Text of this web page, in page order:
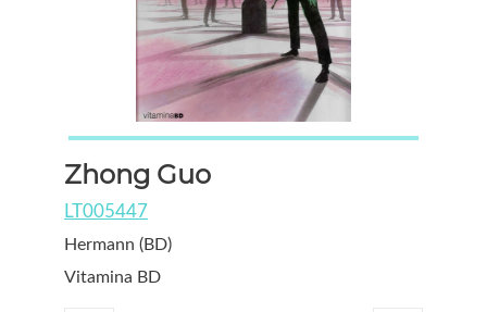
Zhong Guo
LT005447
Hermann (BD)
Vitamina BD